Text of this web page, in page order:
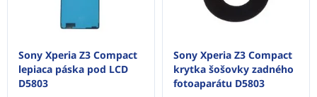
Sony Xperia Z3 Compact
lepiaca páska pod LCD
D5803
Sony Xperia Z3 Compact
krytka šošovky zadného
fotoaparátu D5803